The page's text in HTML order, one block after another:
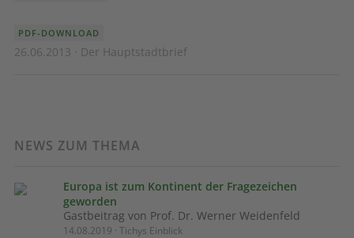
PDF-DOWNLOAD
26.06.2013 · Der Hauptstadtbrief
NEWS ZUM THEMA
Europa ist zum Kontinent der Fragezeichen
geworden
Gastbeitrag von Prof. Dr. Werner Weidenfeld
14.08.2019 · Tichys Einblick